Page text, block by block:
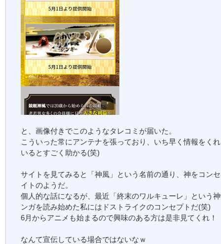
と、画像付きでこのようなタレコミが届いた。
こういった常にアンテナを張っており、いち早く情報をく
いるとすごく助かる(笑)
サイトを見てみると「神風」という名前の通り、神をコン
イトのようだ。
個人的な話になるが、最近「終末のワルキューレ」という
ンガを読み始めた私にはドストライクのコンセプトだ(笑)
6月からアニメも始まるので興味のある方は是非見てくれ！
なんて宣伝している場合ではないなｗ